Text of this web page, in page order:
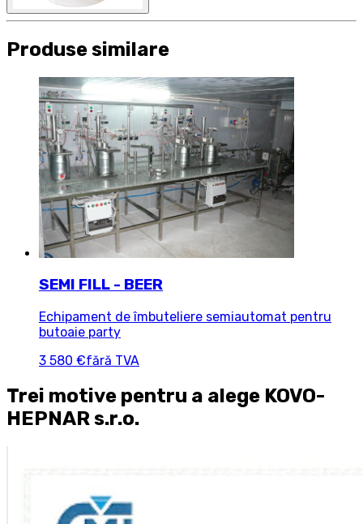
Produse similare
SEMI FILL - BEER
Echipament de îmbuteliere semiautomat pentru
butoaie party
3 580 €fără TVA
Trei motive pentru a alege KOVO-
HEPNAR s.r.o.